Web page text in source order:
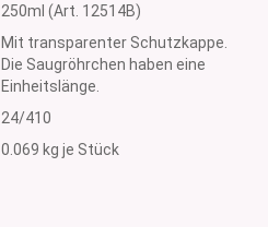
250ml (Art. 12514B)
Mit transparenter Schutzkappe.
Die Saugröhrchen haben eine
Einheitslänge.
24/410
0.069 kg je Stück